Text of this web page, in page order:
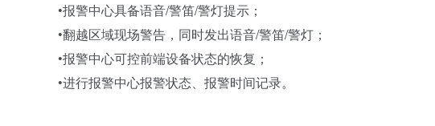
•报警中心具备语音/警笛/警灯提示；
•翻越区域现场警告，同时发出语音/警笛/警灯；
•报警中心可控前端设备状态的恢复；
•进行报警中心报警状态、报警时间记录。